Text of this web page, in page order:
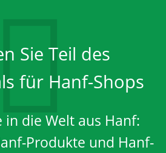
Sie Teil des
für Hanf-Shops
in die Welt aus Hanf:
Produkte und Hanf-